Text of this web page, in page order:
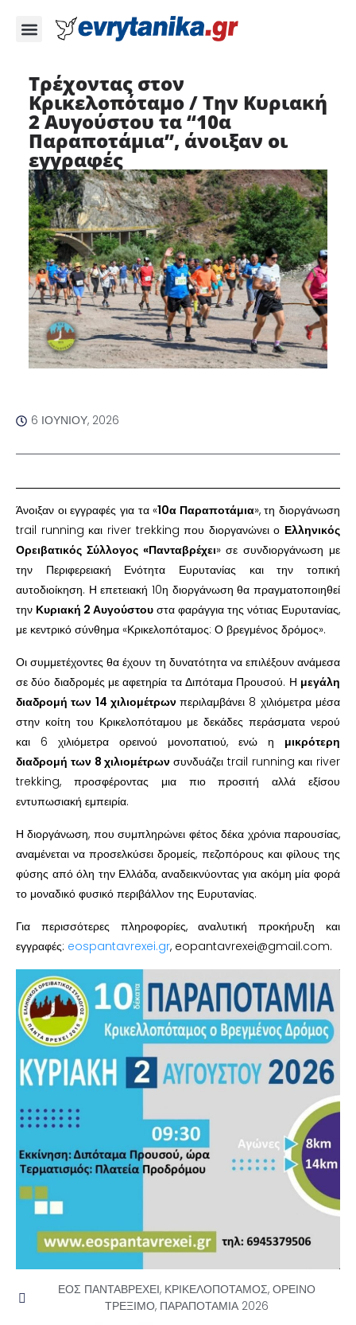
Τρέχοντας στον
Κρικελοπόταμο / Την Κυριακή
2 Αυγούστου τα “10α
Παραποτάμια”, άνοιξαν οι
εγγραφές
6 ΙΟΥΝΊΟΥ, 2026
Άνοιξαν οι εγγραφές για τα «10α Παραποτάμια», τη διοργάνωση
trail running και river trekking που διοργανώνει ο Ελληνικός
Ορειβατικός Σύλλογος «Πανταβρέχει» σε συνδιοργάνωση με
την Περιφερειακή Ενότητα Ευρυτανίας και την τοπική
αυτοδιοίκηση. Η επετειακή 10η διοργάνωση θα πραγματοποιηθεί
την Κυριακή 2 Αυγούστου στα φαράγγια της νότιας Ευρυτανίας,
με κεντρικό σύνθημα «Κρικελοπόταμος: Ο βρεγμένος δρόμος».
Οι συμμετέχοντες θα έχουν τη δυνατότητα να επιλέξουν ανάμεσα
σε δύο διαδρομές με αφετηρία τα Διπόταμα Προυσού. Η μεγάλη
διαδρομή των 14 χιλιομέτρωνπεριλαμβάνει 8 χιλιόμετρα μέσα
στην κοίτη του Κρικελοπόταμου με δεκάδες περάσματα νερού
και 6 χιλιόμετρα ορεινού μονοπατιού, ενώ η μικρότερη
διαδρομή των 8 χιλιομέτρων συνδυάζει trail running και river
trekking, προσφέροντας μια πιο προσιτή αλλά εξίσου
εντυπωσιακή εμπειρία.
Η διοργάνωση, που συμπληρώνει φέτος δέκα χρόνια παρουσίας,
αναμένεται να προσελκύσει δρομείς, πεζοπόρους και φίλους της
φύσης από όλη την Ελλάδα, αναδεικνύοντας για ακόμη μία φορά
το μοναδικό φυσικό περιβάλλον της Ευρυτανίας.
Για περισσότερες πληροφορίες, αναλυτική προκήρυξη και
εγγραφές: eospantavrexei.gr, eopantavrexei@gmail.com.
ΕΟΣ ΠΑΝΤΑΒΡΕΧΕΙ, ΚΡΙΚΕΛΟΠΟΤΑΜΟΣ, ΟΡΕΙΝΟ
ΤΡΕΞΙΜΟ, ΠΑΡΑΠΟΤΑΜΙΑ 2026